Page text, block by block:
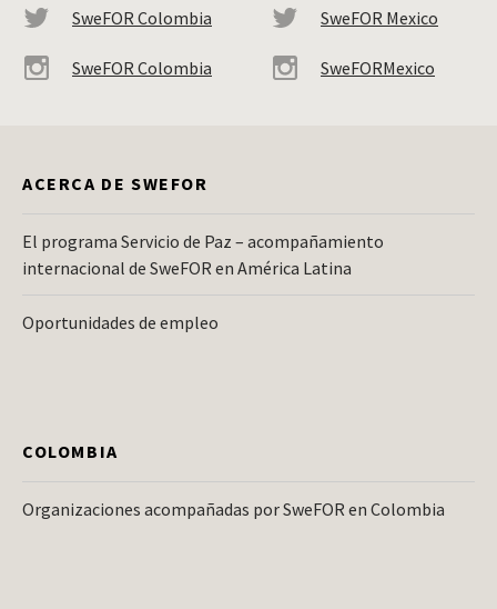
SweFOR Colombia
SweFOR Colombia
SweFOR Mexico
SweFORMexico
ACERCA DE SWEFOR
El programa Servicio de Paz – acompañamiento
internacional de SweFOR en América Latina
Oportunidades de empleo
COLOMBIA
Organizaciones acompañadas por SweFOR en Colombia